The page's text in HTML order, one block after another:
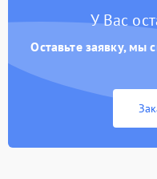
У Вас
Оставьте заявку,